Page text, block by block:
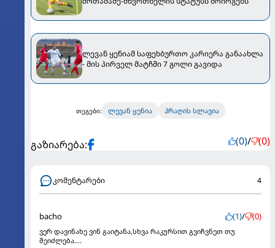
ლევან ყენიამ საფეხბურთო კარიერა განაახლა
- მის პირველ მატჩში 7 გოლი გავიდა
თეგები: ლევან ყენია პრაღის სლავია
გაზიარება: (0)/ (0)
კომენტარები 4
bacho (1)/ (0)
ვერ დავინახე ვინ გაიტანა,სხვა რაკურსით გვიჩვნეთ თუ
შეიძლება....